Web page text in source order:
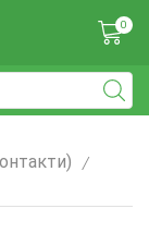
0
/